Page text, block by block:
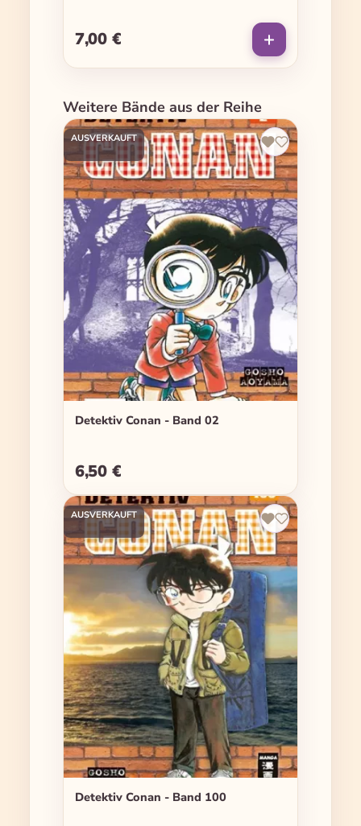
Regulärer Preis:
7,00 €
Produktgalerie überspringen
Weitere Bände aus der Reihe
AUSVERKAUFT
Detektiv Conan - Band 02
Regulärer Preis:
6,50 €
AUSVERKAUFT
Detektiv Conan - Band 100